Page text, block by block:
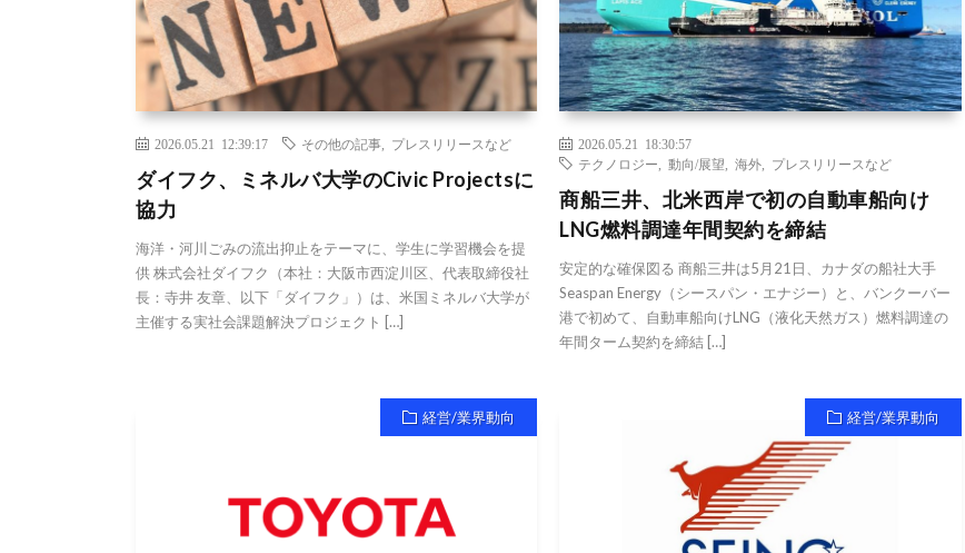
2026.05.21 12:39:17 その他の記事 プレスリリースなど
ダイフク、ミネルバ大学のCivic Projectsに
協力
海洋・河川ごみの流出抑止をテーマに、学生に学習機会を提
供 株式会社ダイフク（本社：大阪市西淀川区、代表取締役社
長：寺井 友章、以下「ダイフク」）は、米国ミネルバ大学が
主催する実社会課題解決プロジェクト […]
2026.05.21 18:30:57
テクノロジー
,動向/展望 ,海外 プレスリリースなど
商船三井、北米西岸で初の自動車船向け
LNG燃料調達年間契約を締結
安定的な確保図る 商船三井は5月21日、カナダの船社大手
Seaspan Energy（シースパン・エナジー）と、バンクーバー
港で初めて、自動車船向けLNG（液化天然ガス）燃料調達の
年間ターム契約を締結 […]
経営/業界動向 経営/業界動向